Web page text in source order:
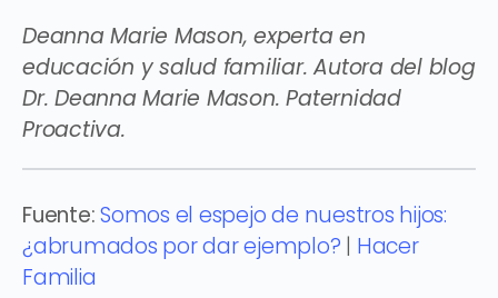
Deanna Marie Mason, experta en
educación y salud familiar. Autora del blog
Dr. Deanna Marie Mason. Paternidad
Proactiva.
Fuente:Somos el espejo de nuestros hijos:
¿abrumados por dar ejemplo? | Hacer
Familia